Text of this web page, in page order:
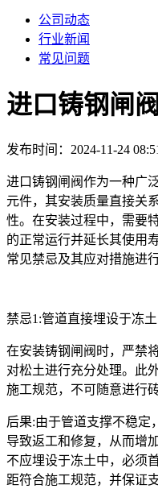
公司动态
行业新闻
常见问题
进口铸钢闸
发布时间：2024-11-24
进口铸钢闸阀作为一种广
元件，其安装质量直接关
性。在安装过程中，需要
的正常运行并延长其使用
常见禁忌及其应对措施进
禁忌1:管道直接埋设于冻
在安装铸钢闸阀时，严禁
对松土进行充分处理。此
施工规范，不可随意进行
后果:由于管道支撑不稳定
导致返工和修复，从而增
不应埋设于冻土中，必须
距符合施工规范，并保证